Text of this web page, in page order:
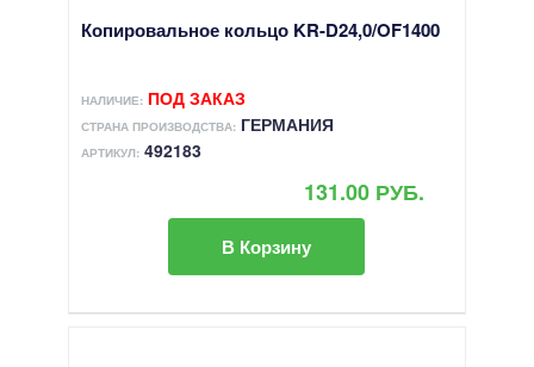
Копировальное кольцо KR-D24,0/OF1400
НАЛИЧИЕ: ПОД ЗАКАЗ
СТРАНА ПРОИЗВОДСТВА:ГЕРМАНИЯ
АРТИКУЛ:492183
131.00 РУБ.
В Корзину